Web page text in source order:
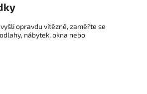
opravdu vítězně, zaměřte se
nábytek, okna nebo